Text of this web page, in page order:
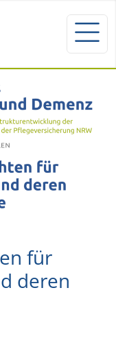
für
deren